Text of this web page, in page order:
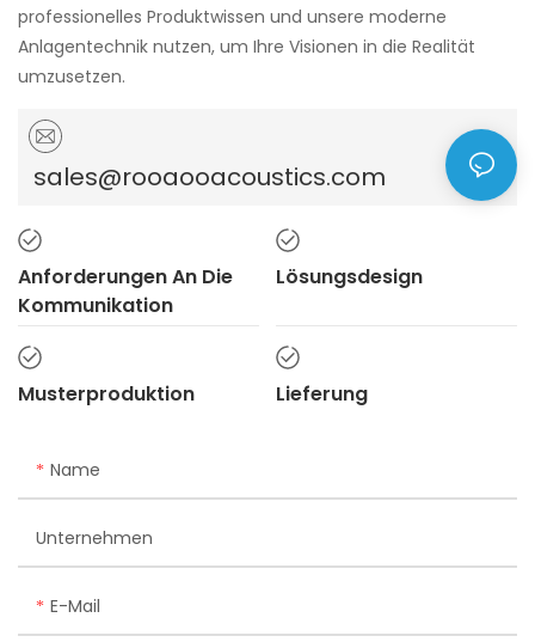
professionelles Produktwissen und unsere moderne
Anlagentechnik nutzen, um Ihre Visionen in die Realität
umzusetzen.
sales@rooaooacoustics.com
Anforderungen An Die
Kommunikation
Lösungsdesign
Musterproduktion Lieferung
Name
Unternehmen
E-Mail